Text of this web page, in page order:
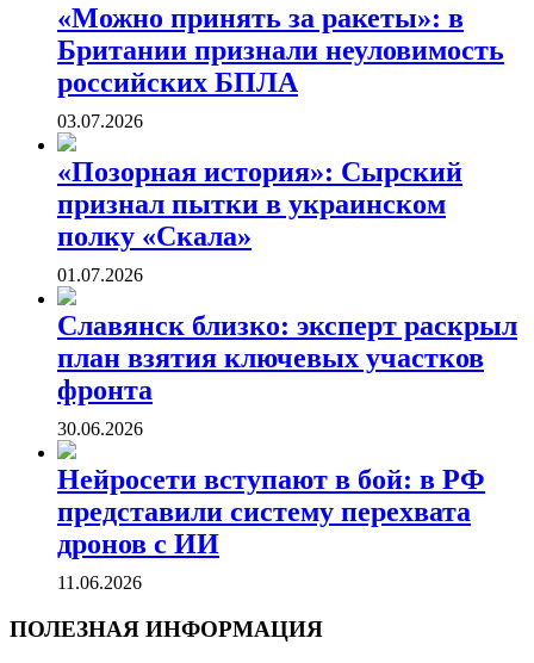
«Можно принять за ракеты»: в
Британии признали неуловимость
российских БПЛА
03.07.2026
«Позорная история»: Сырский
признал пытки в украинском
полку «Скала»
01.07.2026
Славянск близко: эксперт раскрыл
план взятия ключевых участков
фронта
30.06.2026
Нейросети вступают в бой: в РФ
представили систему перехвата
дронов с ИИ
11.06.2026
ПОЛЕЗНАЯ ИНФОРМАЦИЯ